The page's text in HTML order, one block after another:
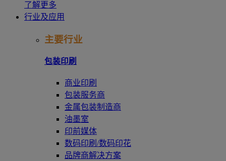
了解更多
行业及应用
主要行业
包装印刷
商业印刷
包装服务商
金属包装制造商
油墨室
印前媒体
数码印刷/数码印花
品牌商解决方案